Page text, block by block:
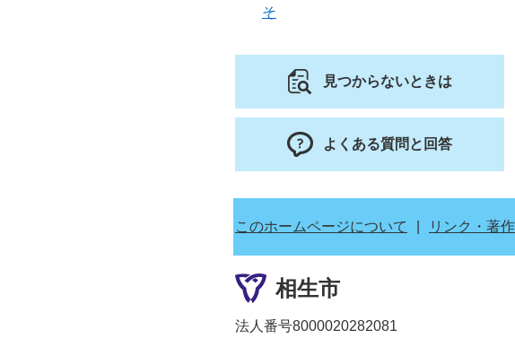
そ
見つからないときは
よくある質問と回答
このホームページについて リンク・著
相生市
法人番号8000020282081